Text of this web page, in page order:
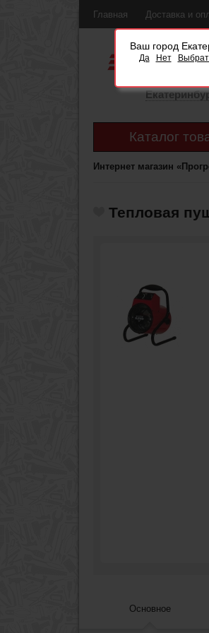
Главная Доставка и
Ваш город
Да Нет
Каталог
Интернет магазин
Тепловая
Основное